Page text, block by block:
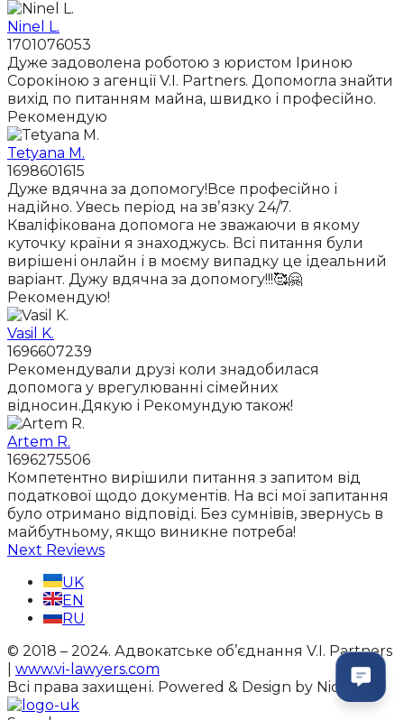
Ninel L.
1701076053
Дуже задоволена роботою з юристом Іриною
Сорокіною з агенції V.I. Partners. Допомогла знайти
вихід по питанням майна, швидко і професійно.
Рекомендую
Tetyana M.
1698601615
Дуже вдячна за допомогу!Все професійно і
надійно. Увесь період на звʼязку 24/7.
Кваліфікована допомога не зважаючи в якому
куточку країни я знаходжусь. Всі питання були
вирішені онлайн і в моєму випадку це ідеальний
варіант. Дужу вдячна за допомогу!!!🥰🤗
Рекомендую!
Vasil K.
1696607239
Рекомендували друзі коли знадобилася
допомога у врегулюванні сімейних
відносин.Дякую і Рекомундую також!
Artem R.
1696275506
Компетентно вирішили питання з запитом від
податкової щодо документів. На всі мої запитання
було отримано відповіді. Без сумнівів, звернусь в
майбутньому, якщо виникне потреба!
Next Reviews
UK
EN
RU
© 2018 – 2024. Адвокатське об’єднання V.I. Partners
www.vi-lawyers.com
Всі права захищені. Powered & Design by NickS